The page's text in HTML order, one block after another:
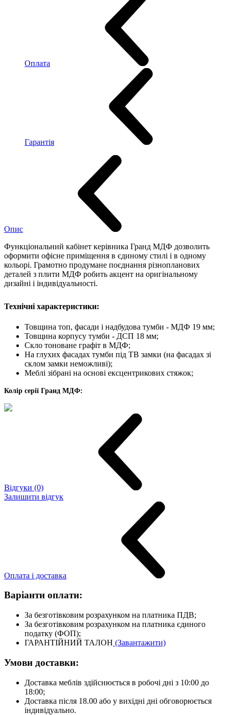
Оплата
Гарантія
Опис
Функціональний кабінет керівника Гранд МДФ дозволить
оформити офісне приміщення в єдиному стилі і в одному
кольорі. Грамотно продумане поєднання різнопланових
деталей з плити МДФ робить акцент на оригінальному
дизайні і індивідуальності.
Технічні характеристики:
Товщина топ, фасади і надбудова тумби - МДФ 19 мм;
Товщина корпусу тумби - ДСП 18 мм;
Скло тоноване графіт в МДФ;
На глухих фасадах тумби під ТВ замки (на фасадах зі
склом замки неможливі);
Меблі зібрані на основі ексцентрикових стяжок;
Колір серії Гранд МДФ:
Відгуки (0)
Залишити відгук
Оплата і доставка
Варіанти оплати:
За безготівковим розрахунком на платника ПДВ;
За безготівковим розрахунком на платника єдиного
податку (ФОП);
ГАРАНТІЙНИЙ ТАЛОН (Завантажити)
Умови доставки:
Доставка меблів здійснюється в робочі дні з 10:00 до
18:00;
Доставка після 18.00 або у вихідні дні обговорюється
індивідуально.